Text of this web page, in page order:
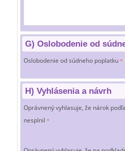
G) Oslobodenie od
Oslobodenie od súdneho poplatku*
H) Vyhlásenia a návrh
Oprávnený vyhlasuje, že nárok
nesplnil*